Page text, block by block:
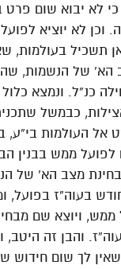
לא יבוא שום
לא יוציא
תשכיל בעולמות,
הא’ של הנשמות,
כנ”ל. ונמצא
כבמשל
אל העולמות
ממש בבנין
מצב הא’ של
בעוה”ז בפועל,
ויוצא שם
והבן זה היטב,
לך שום חידוש